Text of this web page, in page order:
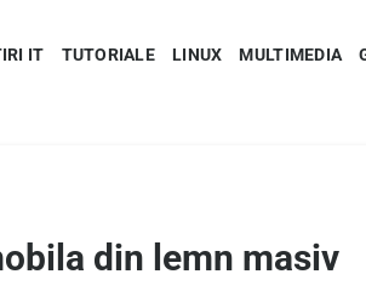
IT TUTORIALE LINUX MULTIMEDIA
din lemn masiv